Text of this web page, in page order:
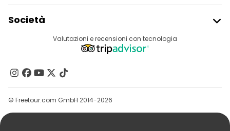
Tour gratuiti nelle vicinanze Forodhani Park
Accesso Del Fornitore
Programma Di Affiliazione
Società
Destinazioni
Contattaci
Gruppi
Aiuto
Valutazioni e recensioni con tecnologia
© Freetour.com GmbH 2014-2026